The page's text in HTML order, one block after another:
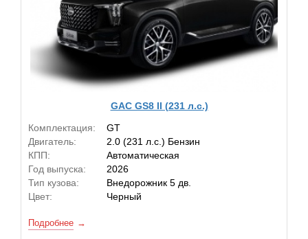
GAC GS8 II (231 л.с.)
Комплектация:
GT
Двигатель:
2.0 (231 л.с.) Бензин
КПП:
Автоматическая
Год выпуска:
2026
Тип кузова:
Внедорожник 5 дв.
Цвет:
Черный
Подробнее